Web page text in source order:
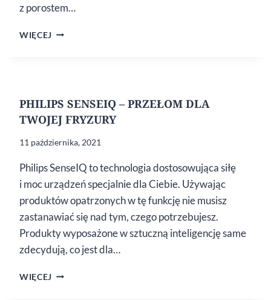
z porostem…
WIĘCEJ WŁOSY
PHILIPS SENSEIQ – PRZEŁOM DLA
TWOJEJ FRYZURY
11 października, 2021
Philips SenseIQ to technologia dostosowująca siłę
i moc urządzeń specjalnie dla Ciebie. Używając
produktów opatrzonych w tę funkcję nie musisz
zastanawiać się nad tym, czego potrzebujesz.
Produkty wyposażone w sztuczną inteligencję same
zdecydują, co jest dla…
WIĘCEJ PHILIPS